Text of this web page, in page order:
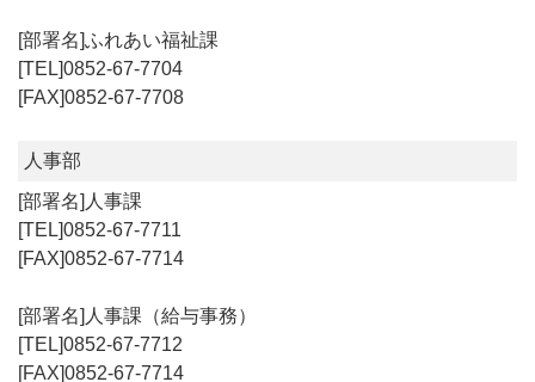
ふれあい福祉課
0852-67-7704
0852-67-7708
人事部
人事課
0852-67-7711
0852-67-7714
人事課（給与事務）
0852-67-7712
0852-67-7714